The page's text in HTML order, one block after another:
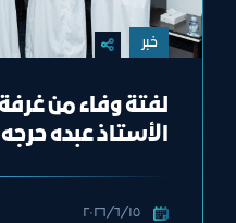
خبر
لفتة وفاء من
الأستاذ عبده حرجه
١٥‏/٦‏/٢٠٢٦